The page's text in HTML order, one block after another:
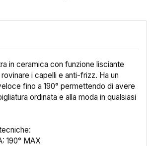
in ceramica con funzione lisciante
i capelli e anti-frizz. Ha un
fino a 190° permettendo di avere
ordinata e alla moda in qualsiasi
190° MAX